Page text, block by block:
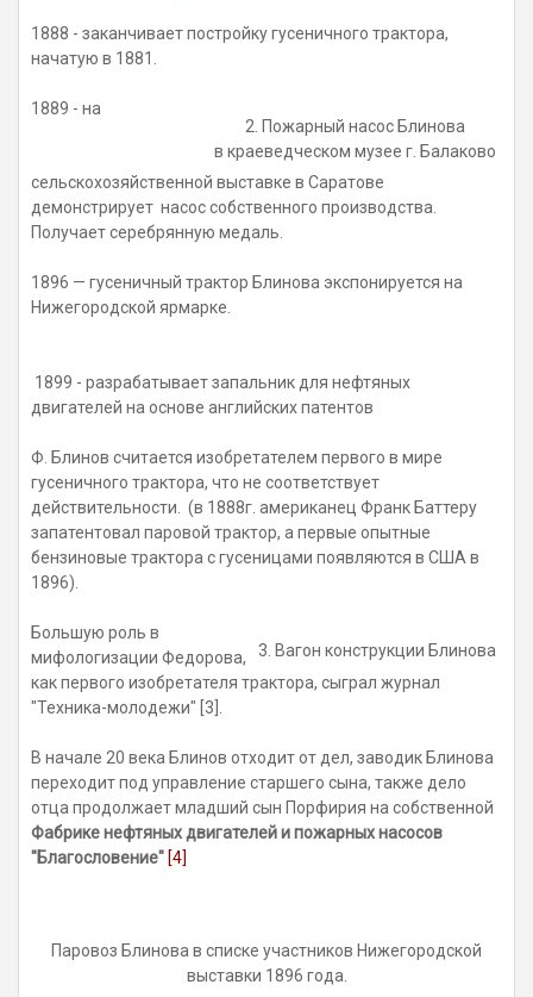
1888 - заканчивает постройку гусеничного трактора,
начатую в 1881.
2. Пожарный насос Блинова
в краеведческом музее г. Балаково
1889 - на
сельскохозяйственной выставке в Саратове
демонстрирует насос собственного производства.
Получает серебрянную медаль.
1896 — гусеничный трактор Блинова экспонируется на
Нижегородской ярмарке.
1899 - разрабатывает запальник для нефтяных
двигателей на основе английских патентов
Ф. Блинов считается изобретателем первого в мире
гусеничного трактора, что не соответствует
действительности. (в 1888г. американец Франк Баттеру
запатентовал паровой трактор, а первые опытные
бензиновые трактора с гусеницами появляются в США в
1896).
3. Вагон конструкции Блинова
Большую роль в
мифологизации Федорова,
как первого изобретателя трактора, сыграл журнал
"Техника-молодежи" [3].
В начале 20 века Блинов отходит от дел, заводик Блинова
переходит под управление старшего сына, также дело
отца продолжает младший сын Порфирия на собственной
Фабрике нефтяных двигателей и пожарных насосов
"Благословение" [4]
Паровоз Блинова в списке участников Нижегородской
выставки 1896 года.